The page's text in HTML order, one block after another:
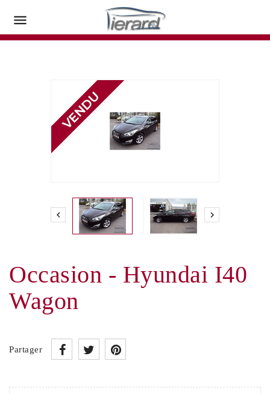

 
Occasion - Hyundai I40
Wagon
Partager